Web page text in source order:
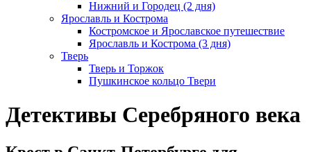
Нижний и Городец (2 дня)
Ярославль и Кострома
Костромское и Ярославское путешествие
Ярославль и Кострома (3 дня)
Тверь
Тверь и Торжок
Пушкинское кольцо Твери
Детективы Серебряного века